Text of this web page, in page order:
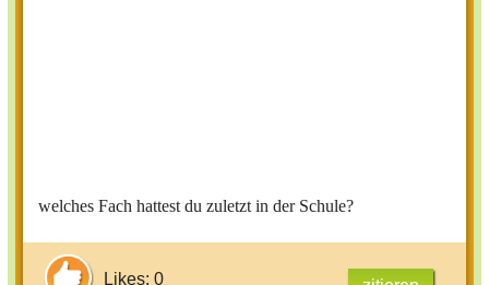
welches Fach hattest du zuletzt in der Schule?
Likes: 0